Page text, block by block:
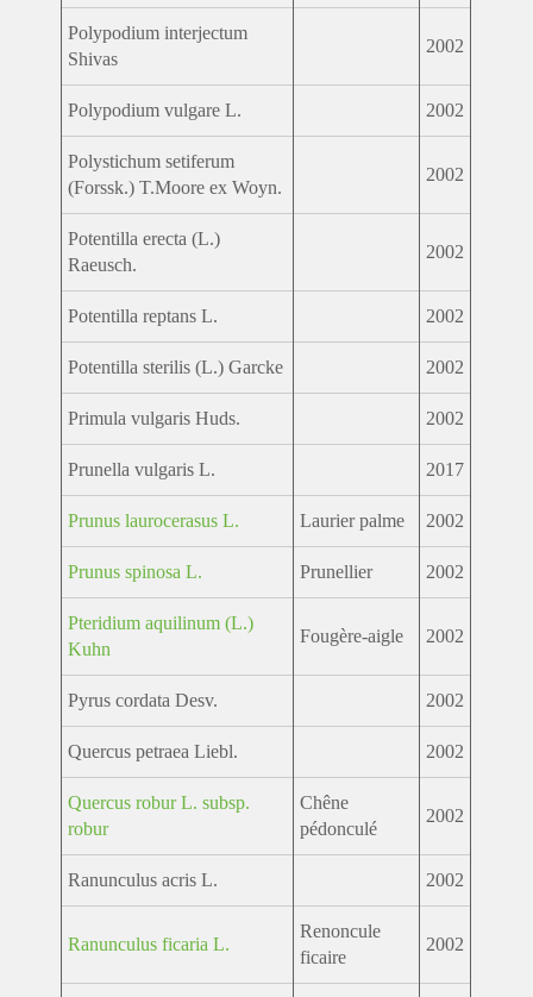
Polypodium interjectum
Shivas
2002
Polypodium vulgare L. 2002
Polystichum setiferum
(Forssk.) T.Moore ex Woyn.
2002
Potentilla erecta (L.)
Raeusch.
2002
Potentilla reptans L. 2002
Potentilla sterilis (L.) Garcke 2002
Primula vulgaris Huds. 2002
Prunella vulgaris L. 2017
Prunus laurocerasus L. Laurier palme 2002
Prunus spinosa L. Prunellier 2002
Pteridium aquilinum (L.)
Kuhn
Fougère-aigle 2002
Pyrus cordata Desv. 2002
Quercus petraea Liebl. 2002
Quercus robur L. subsp.
robur
Chêne
pédonculé
2002
Ranunculus acris L. 2002
Ranunculus ficaria L.
Renoncule
ficaire
2002